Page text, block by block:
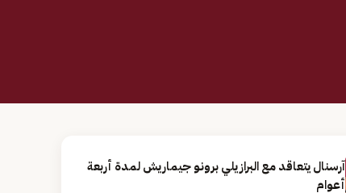
آرسنال يتعاقد مع البرازيلي برونو جيماريش لمدة أربعة
أعوام